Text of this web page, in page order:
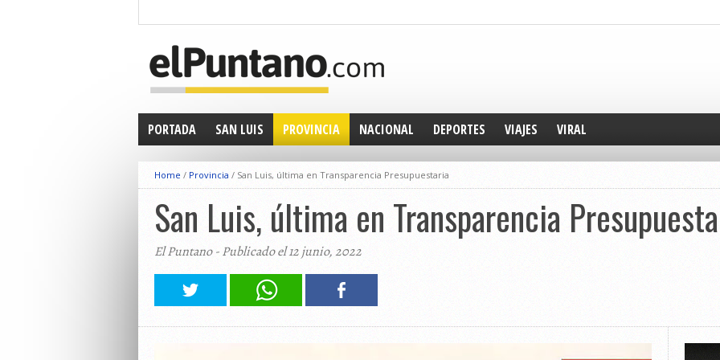
PORTADA SAN LUIS PROVINCIA NACIONAL DEPORTES VIAJES VIRAL
Home / Provincia / San Luis, última en Transparencia Presupuestaria
San Luis, última en Transparencia
El Puntano - Publicado el 12 junio, 2022